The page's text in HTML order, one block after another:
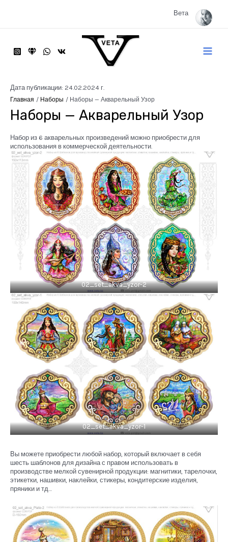
Вета
Main
Дата публикации: 24.02.2024 г.
Главная Наборы Наборы — Акварельный Узор
Наборы — Акварельный Узор
Набор из 6 акварельных произведений можно приобрести для
использования в коммерческой деятельности.
02_set_akva_yzor-2
02_set_akva_yzor-1
Вы можете приобрести любой набор, который включает в себя
шесть шаблонов для дизайна с правом использовать в
производстве мелкой сувенирной продукции: магнитики, тарелочки,
этикетки, нашивки, наклейки, стикеры, кондитерские изделия,
пряники и тд…